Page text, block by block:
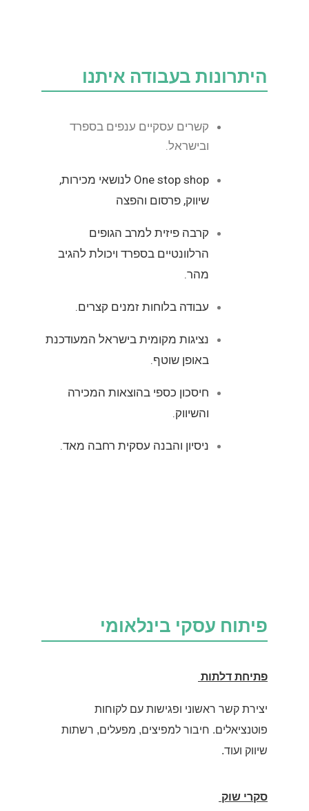
היתרונות בעבודה איתנו
קשרים עסקיים ענפים בספרד
ובישראל.
One stop shop לנושאי מכירות,
שיווק, פרסום והפצה
קרבה פיזית למרב הגופים
הרלוונטיים בספרד ויכולת להגיב
מהר.
עבודה בלוחות זמנים קצרים.
נציגות מקומית בישראל המעודכנת
באופן שוטף.
חיסכון כספי בהוצאות המכירה
והשיווק.
ניסיון והבנה עסקית רחבה מאד.
פיתוח עסקי בינלאומי
פתיחת דלתות
יצירת קשר ראשוני ופגישות עם לקוחות
פוטנציאלים. חיבור למפיצים, מפעלים, רשתות
שיווק ועוד.
סקרי שוק